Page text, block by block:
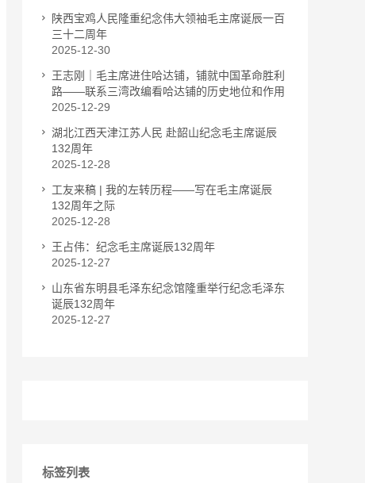
陕西宝鸡人民隆重纪念伟大领袖毛主席诞辰一百
三十二周年
2025-12-30
王志刚｜毛主席进住哈达铺，铺就中国革命胜利
路——联系三湾改编看哈达铺的历史地位和作用
2025-12-29
湖北江西天津江苏人民 赴韶山纪念毛主席诞辰
132周年
2025-12-28
工友来稿 | 我的左转历程——写在毛主席诞辰
132周年之际
2025-12-28
王占伟：纪念毛主席诞辰132周年
2025-12-27
山东省东明县毛泽东纪念馆隆重举行纪念毛泽东
诞辰132周年
2025-12-27
标签列表